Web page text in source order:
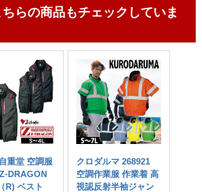
らの商品もチェックしていま
重堂 空調服
DRAGON
R) ベスト
クロダルマ 268921
空調作業服 作業着 高
視認反射半袖ジャン